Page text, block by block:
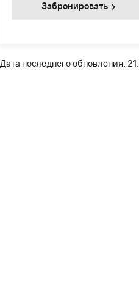
Забронировать
Дата последнего обновления: